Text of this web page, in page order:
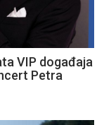
VIP događaja
Petra